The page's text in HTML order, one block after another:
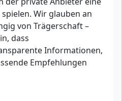
Wir glauben an
von Trägerschaft –
dass
Informationen,
Empfehlungen